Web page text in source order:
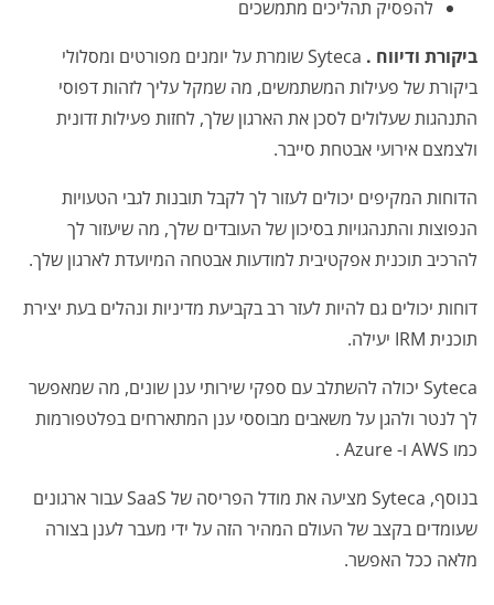
להפסיק תהליכים מתמשכים
ביקורת ודיווח .
Syteca שומרת על יומנים מפורטים ומסלולי
ביקורת של פעילות המשתמשים, מה שמקל עליך לזהות דפוסי
התנהגות שעלולים לסכן את הארגון שלך, לחזות פעילות זדונית
ולצמצם אירועי אבטחת סייבר.
הדוחות המקיפים יכולים לעזור לך לקבל תובנות לגבי הטעויות
הנפוצות והתנהגויות בסיכון של העובדים שלך, מה שיעזור לך
להרכיב תוכנית אפקטיבית למודעות אבטחה המיועדת לארגון שלך.
דוחות יכולים גם להיות לעזר רב בקביעת מדיניות ונהלים בעת יצירת
תוכנית IRM יעילה.
Syteca יכולה להשתלב עם ספקי שירותי ענן שונים, מה שמאפשר
לך לנטר ולהגן על משאבים מבוססי ענן המתארחים בפלטפורמות
כמו AWS ו-Azure
.
בנוסף, Syteca מציעה
את מודל הפריסה של SaaS
עבור ארגונים
שעומדים בקצב של העולם המהיר הזה על ידי מעבר לענן בצורה
מלאה ככל האפשר.